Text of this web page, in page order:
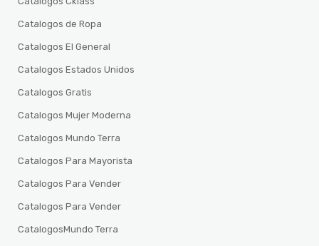
Catalogos de Ropa
Catalogos El General
Catalogos Estados Unidos
Catalogos Gratis
Catalogos Mujer Moderna
Catalogos Mundo Terra
Catalogos Para Mayorista
Catalogos Para Vender
Catalogos Para Vender
CatalogosMundo Terra